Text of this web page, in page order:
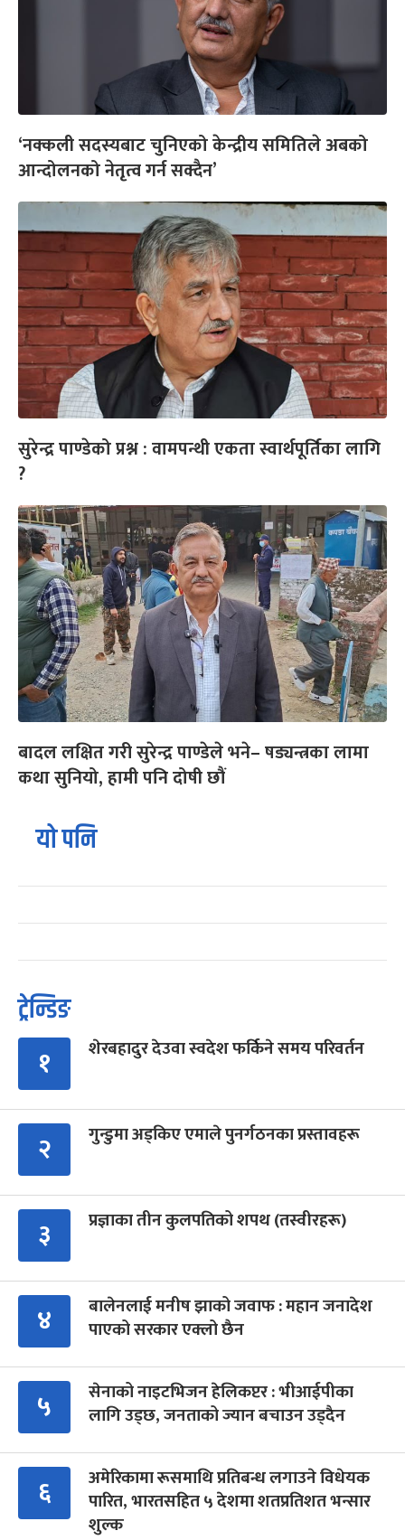
‘नक्कली सदस्यबाट चुनिएको केन्द्रीय समितिले अबको
आन्दोलनको नेतृत्व गर्न सक्दैन’
सुरेन्द्र पाण्डेको प्रश्न : वामपन्थी एकता स्वार्थपूर्तिका लागि
?
बादल लक्षित गरी सुरेन्द्र पाण्डेले भने– षड्यन्त्रका लामा
कथा सुनियो, हामी पनि दोषी छौं
यो पनि
ट्रेन्डिङ
१ शेरबहादुर देउवा स्वदेश फर्किने समय परिवर्तन
२ गुन्डुमा अड्किए एमाले पुनर्गठनका प्रस्तावहरू
३ प्रज्ञाका तीन कुलपतिको शपथ (तस्वीरहरू)
४
बालेनलाई मनीष झाको जवाफ : महान जनादेश
पाएको सरकार एक्लो छैन
५
सेनाको नाइटभिजन हेलिकप्टर : भीआईपीका
लागि उड्छ, जनताको ज्यान बचाउन उड्दैन
६
अमेरिकामा रूसमाथि प्रतिबन्ध लगाउने विधेयक
पारित, भारतसहित ५ देशमा शतप्रतिशत भन्सार
शुल्क